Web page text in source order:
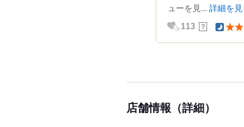
ューを見... 詳細を見
113 ？
店舗情報（詳細）